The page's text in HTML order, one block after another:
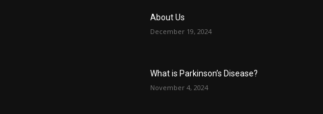
About Us
December 19, 2024
What is Parkinson’s Disease?
November 4, 2024